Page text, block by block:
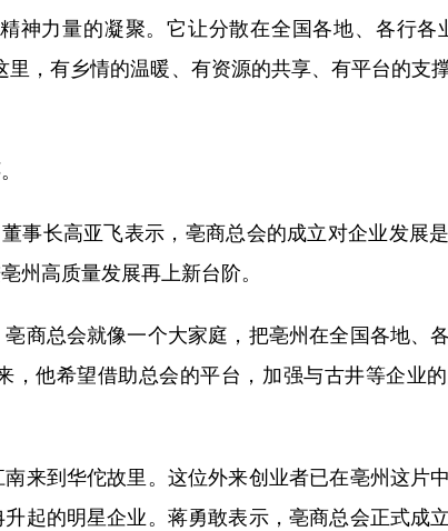
力量的凝聚。它让分散在全国各地、各行各
里，有乡情的温暖、有资源的共享、有平台的支
长高亚飞表示，亳商总会的成立对企业发展
州高质量发展再上新台阶。
总会就像一个大家庭，把亳州在全国各地、
他希望借助总会的平台，加强与古井等企业
到华佗故里。这位外来创业者已在亳州这片
的明星企业。蒋勇敢表示，亳商总会正式成